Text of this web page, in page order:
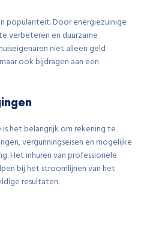
populariteit. Door energiezuinige
verbeteren en duurzame
niet alleen geld
ook bijdragen aan een
het belangrijk om rekening te
vergunningseisen en mogelijke
Het inhuren van professionele
bij het stroomlijnen van het
resultaten.